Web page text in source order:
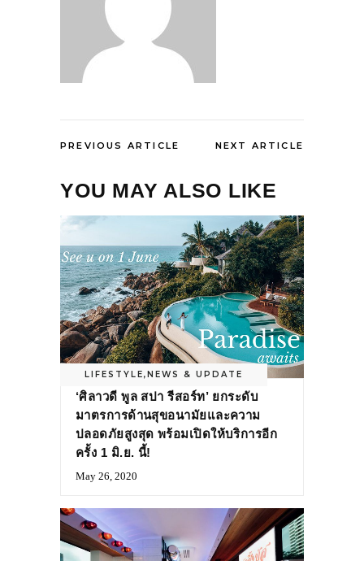
PREVIOUS ARTICLE NEXT ARTICLE
YOU MAY ALSO LIKE
LIFESTYLE,NEWS & UPDATE
‘ศิลาวดี พูล สปา รีสอร์ท’ ยกระดับ
มาตรการด้านสุขอนามัยและความ
ปลอดภัยสูงสุด พร้อมเปิดให้บริการอีก
ครั้ง 1 มิ.ย. นี้!
May 26, 2020